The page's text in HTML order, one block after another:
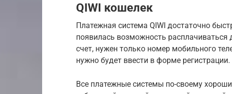
QIWI кошелек
Платежная система QIWI достаточно
появилась возможность
счет, нужен только номер мобильного
нужно будет ввести в форме
Все платежные системы по-своему